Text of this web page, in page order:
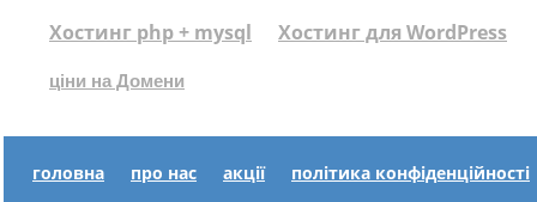
Хостинг php + mysql Хостинг для WordPress
ціни на Домени
головна про нас акції політика конфіденційності